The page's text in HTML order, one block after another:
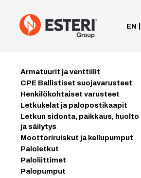
sisältöön
EN
Armatuurit ja venttiilit
CPE Ballistiset suojavarusteet
Henkilökohtaiset varusteet
Letkukelat ja palopostikaapit
Letkun sidonta, paikkaus, huolto
ja säilytys
Moottoriruiskut ja kellupumput
Paloletkut
Paloliittimet
Palopumput